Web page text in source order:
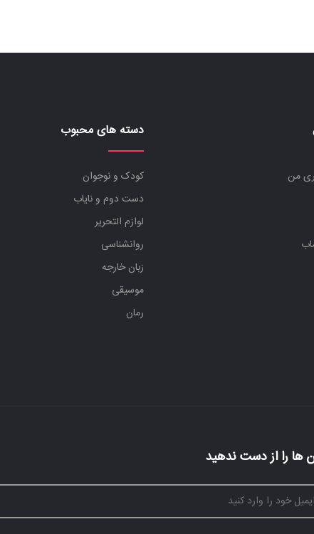
من
دسته های محبوب
کودک و نوجوان
دست دوم و نایاب
لوازم التحریر
روانشناسی
زبان خارجه
موسیقی
رمان
ها را از دست ندهید